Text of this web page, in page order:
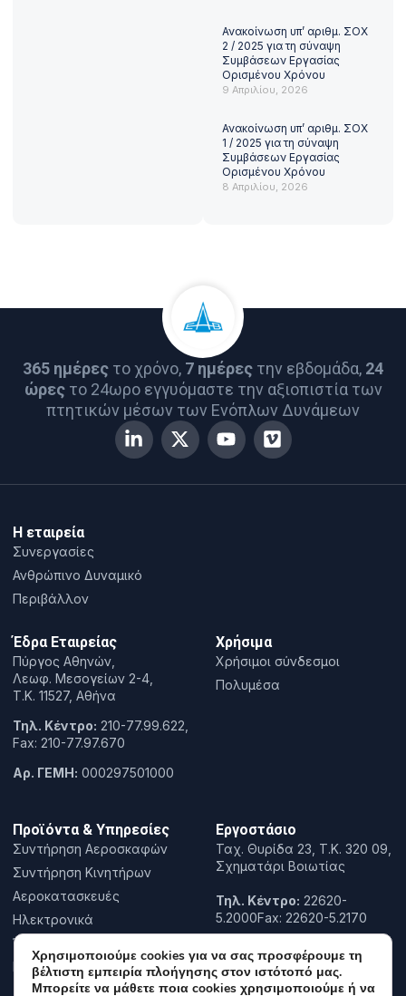
Ανακοίνωση υπ’ αριθμ. ΣΟΧ
2 / 2025 για τη σύναψη
Συμβάσεων Εργασίας
Ορισμένου Χρόνου
9 Απριλίου, 2026
Ανακοίνωση υπ’ αριθμ. ΣΟΧ
1 / 2025 για τη σύναψη
Συμβάσεων Εργασίας
Ορισμένου Χρόνου
8 Απριλίου, 2026
365 ημέρες το χρόνο, 7 ημέρες την εβδομάδα, 24
ώρεςτο 24ωρο εγγυόμαστε την αξιοπιστία των
πτητικών μέσων των Ενόπλων Δυνάμεων
Έδρα Εταιρείας
Πύργος Αθηνών,
Λεωφ. Μεσογείων 2-4,
T.K. 11527, Αθήνα
Τηλ. Κέντρο: 210-77.99.622,
Fax: 210-77.97.670
Αρ. ΓΕΜΗ: 000297501000
Εργοστάσιο
Ταχ. Θυρίδα 23, Τ.Κ. 320 09,
Σχηματάρι Βοιωτίας
Τηλ. Κέντρο: 22620-
5.2000Fax: 22620-5.2170
Η εταιρεία
Συνεργασίες
Ανθρώπινο Δυναμικό
Περιβάλλον
Προϊόντα & Υπηρεσίες
Συντήρηση Αεροσκαφών
Συντήρηση Κινητήρων
Αεροκατασκευές
Ηλεκτρονικά
Έρευνα & Καινοτομία
Εκπαίδευση
Χρήσιμα
Χρήσιμοι σύνδεσμοι
Πολυμέσα
Χρησιμοποιούμε cookies για να σας προσφέρουμε τη
βέλτιστη εμπειρία πλοήγησης στον ιστότοπό μας.
Μπορείτε να μάθετε ποια cookies χρησιμοποιούμε ή να